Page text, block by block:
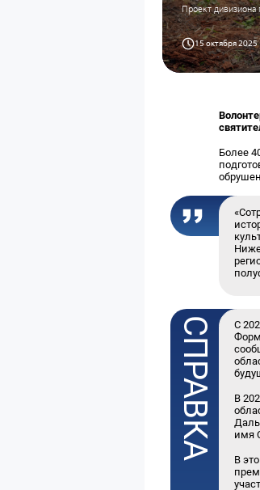
Проект дивизиона
15 октября 2025
Более
С
В
имя
В